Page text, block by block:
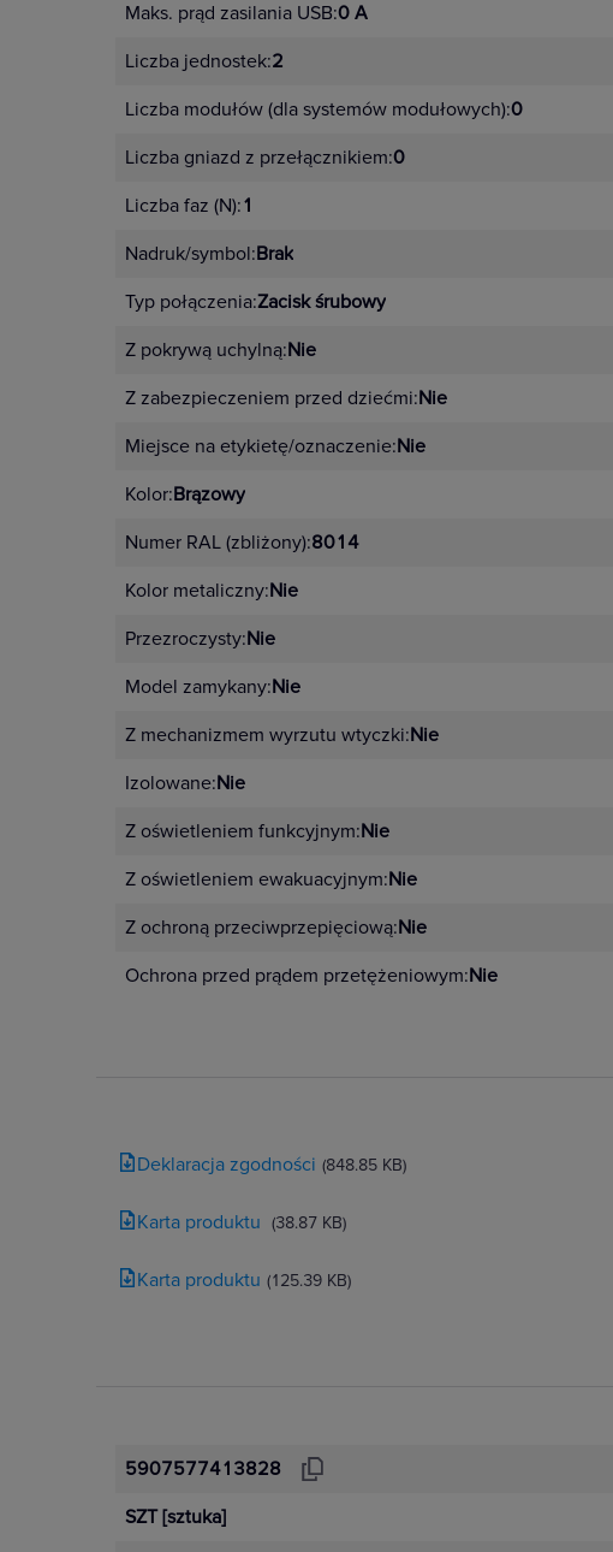
Maks. prąd zasilania USB:0 A
Liczba jednostek:2
Liczba modułów (dla systemów modułowych):0
Liczba gniazd z przełącznikiem:0
Liczba faz (N):1
Nadruk/symbol:Brak
Typ połączenia:Zacisk śrubowy
Z pokrywą uchylną:Nie
Z zabezpieczeniem przed dziećmi:Nie
Miejsce na etykietę/oznaczenie:Nie
Kolor:Brązowy
Numer RAL (zbliżony):8014
Kolor metaliczny:Nie
Przezroczysty:Nie
Model zamykany:Nie
Z mechanizmem wyrzutu wtyczki:Nie
Izolowane:Nie
Z oświetleniem funkcyjnym:Nie
Z oświetleniem ewakuacyjnym:Nie
Z ochroną przeciwprzepięciową:Nie
Ochrona przed prądem przetężeniowym:Nie
Deklaracja zgodności (848.85 KB)
Karta produktu (38.87 KB)
Karta produktu (125.39 KB)
5907577413828
SZT [sztuka]